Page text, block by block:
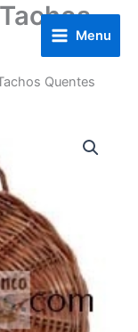
Menu
Quentes